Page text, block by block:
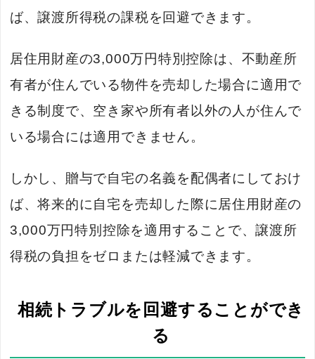
ば、譲渡所得税の課税を回避できます。
居住用財産の3,000万円特別控除は、不動産所
有者が住んでいる物件を売却した場合に適用で
きる制度で、空き家や所有者以外の人が住んで
いる場合には適用できません。
しかし、贈与で自宅の名義を配偶者にしておけ
ば、将来的に自宅を売却した際に居住用財産の
3,000万円特別控除を適用することで、譲渡所
得税の負担をゼロまたは軽減できます。
相続トラブルを回避することができ
る